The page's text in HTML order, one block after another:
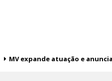
MV expande atuação e